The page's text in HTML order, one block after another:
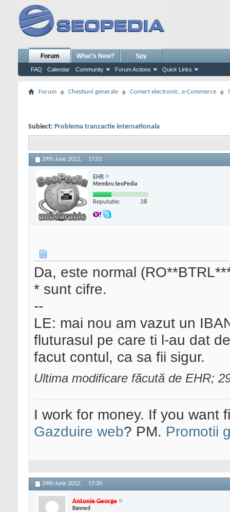
Forum
FAQ Calendar Community Forum Actions Quick Links
What's New? Spy
Forum Chestiuni generale Comert electronic, e-Commerce
Subiect: Problema tranzactie internationala
29th June 2012, 17:01
EHR
Membru SeoPedia
Reputatie: 38
Da, este normal
* sunt cifre.
--
LE: mai nou am vazut un
fluturasul pe care ti l-au dat
facut contul, ca sa fii sigur.
Ultima modificare făcută de EHR;
I work for money. If you want
Gazduire web? PM. Promotii
29th June 2012, 17:20
Antonie George
Banned